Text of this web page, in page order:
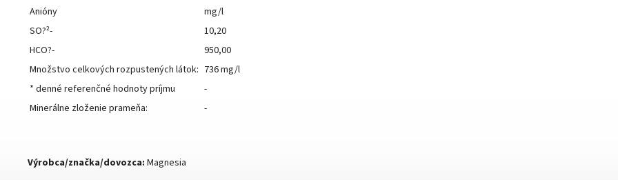
Anióny
mg/l
SO?²-
10,20
HCO?-
950,00
Množstvo celkových rozpustených látok: 736 mg/l
* denné referenčné hodnoty príjmu
-
Minerálne zloženie prameňa:
-
Výrobca/značka/dovozca: Magnesia